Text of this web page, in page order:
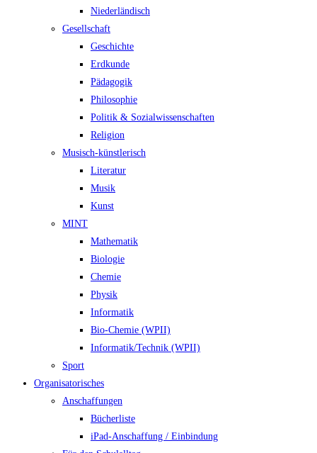
Niederländisch
Gesellschaft
Geschichte
Erdkunde
Pädagogik
Philosophie
Politik & Sozialwissenschaften
Religion
Musisch-künstlerisch
Literatur
Musik
Kunst
MINT
Mathematik
Biologie
Chemie
Physik
Informatik
Bio-Chemie (WPII)
Informatik/Technik (WPII)
Sport
Organisatorisches
Anschaffungen
Bücherliste
iPad-Anschaffung / Einbindung